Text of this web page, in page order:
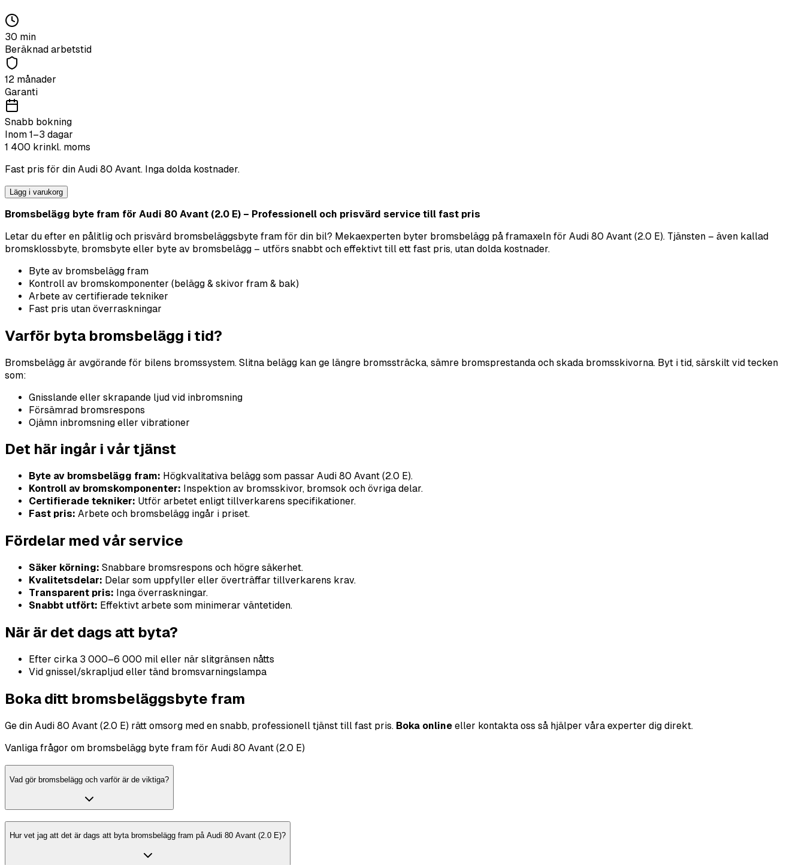
30 min
Beräknad arbetstid
12 månader
Garanti
Snabb bokning
Inom 1–3 dagar
1 400 krinkl. moms
Fast pris för din Audi 80 Avant. Inga dolda kostnader.
Lägg i varukorg
Bromsbelägg byte fram för Audi 80 Avant (2.0 E) – Professionell och prisvärd service till fast pris
Letar du efter en pålitlig och prisvärd bromsbeläggsbyte fram för din bil? Mekaexperten byter bromsbelägg på framaxeln för Audi 80 Avant (2.0 E). Tjänsten – även kallad
bromsklossbyte, bromsbyte eller byte av bromsbelägg – utförs snabbt och effektivt till ett fast pris, utan dolda kostnader.
Byte av bromsbelägg fram
Kontroll av bromskomponenter (belägg & skivor fram & bak)
Arbete av certifierade tekniker
Fast pris utan överraskningar
Varför byta bromsbelägg i tid?
Bromsbelägg är avgörande för bilens bromssystem. Slitna belägg kan ge längre bromssträcka, sämre bromsprestanda och skada bromsskivorna. Byt i tid, särskilt vid tecken
som:
Gnisslande eller skrapande ljud vid inbromsning
Försämrad bromsrespons
Ojämn inbromsning eller vibrationer
Det här ingår i vår tjänst
Byte av bromsbelägg fram: Högkvalitativa belägg som passar Audi 80 Avant (2.0 E).
Kontroll av bromskomponenter: Inspektion av bromsskivor, bromsok och övriga delar.
Certifierade tekniker: Utför arbetet enligt tillverkarens specifikationer.
Fast pris: Arbete och bromsbelägg ingår i priset.
Fördelar med vår service
Säker körning: Snabbare bromsrespons och högre säkerhet.
Kvalitetsdelar: Delar som uppfyller eller överträffar tillverkarens krav.
Transparent pris: Inga överraskningar.
Snabbt utfört: Effektivt arbete som minimerar väntetiden.
När är det dags att byta?
Efter cirka 3 000–6 000 mil eller när slitgränsen nåtts
Vid gnissel/skrapljud eller tänd bromsvarningslampa
Boka ditt bromsbeläggsbyte fram
Ge din Audi 80 Avant (2.0 E) rätt omsorg med en snabb, professionell tjänst till fast pris. Boka online eller kontakta oss så hjälper våra experter dig direkt.
Vanliga frågor om bromsbelägg byte fram för Audi 80 Avant (2.0 E)
Vad gör bromsbelägg och varför är de viktiga?
Hur vet jag att det är dags att byta bromsbelägg fram på Audi 80 Avant (2.0 E)?